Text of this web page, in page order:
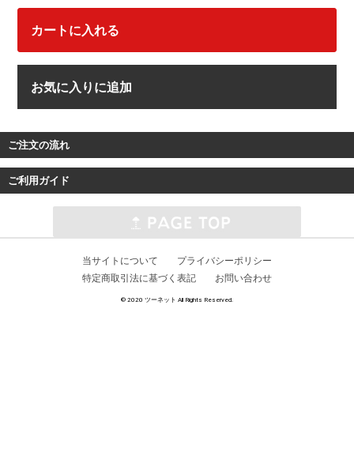
カートに入れる
お気に入りに追加
ご注文の流れ
ご利用ガイド
当サイトについて
プライバシーポリシー
特定商取引法に基づく表記
お問い合わせ
© 2020 ツーネット All Rights Reserved.